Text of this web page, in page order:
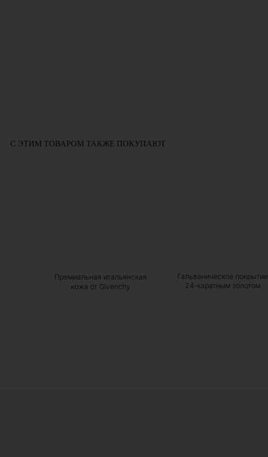
С ЭТИМ ТОВАРОМ ТАКЖЕ ПОКУПАЮТ
Премиальная итальянская
кожа от Givenchy
Гальваническое покрытие
24-каратным золотом